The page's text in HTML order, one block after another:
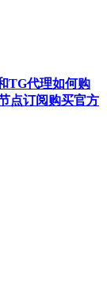
TG代理如何购
点订阅购买官方